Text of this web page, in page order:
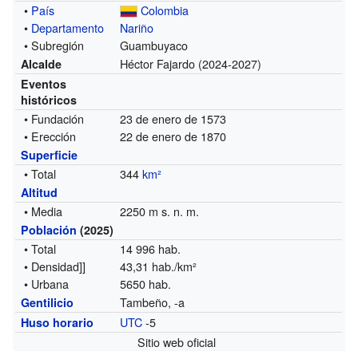
• País
Colombia
• Departamento
Nariño
• Subregión
Guambuyaco
Alcalde Héctor Fajardo (2024-2027)
Eventos
históricos
• Fundación
23 de enero de 1573
• Erección
22 de enero de 1870
Superficie
• Total 344km²
Altitud
• Media 2250 m s. n. m.
Población (2025)
• Total
14 996 hab.
• Densidad]]
43,31 hab./km²
• Urbana
5650 hab.
Gentilicio Tambeño, -a
Huso horario UTC-5
Sitio web oficial